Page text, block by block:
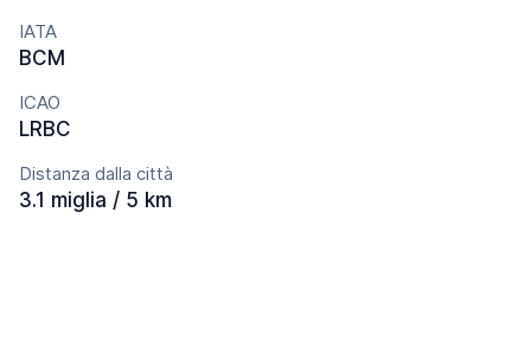
IATA
BCM
ICAO
LRBC
Distanza dalla città
3.1 miglia / 5 km